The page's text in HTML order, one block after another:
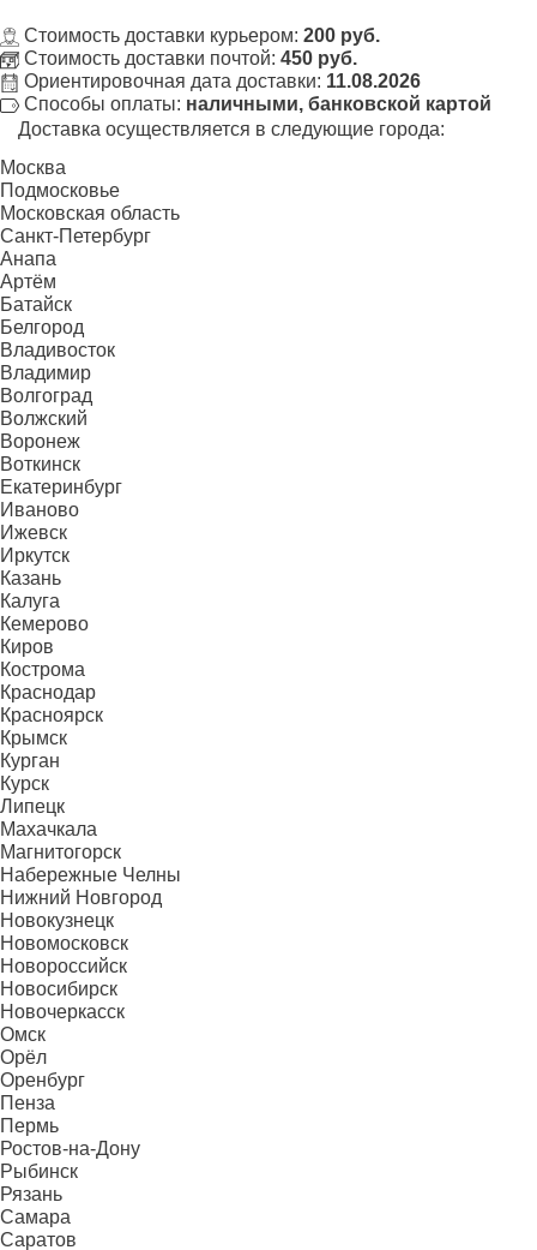
Стоимость доставки курьером: 200 руб.
Стоимость доставки почтой: 450 руб.
Ориентировочная дата доставки: 11.08.2026
Способы оплаты: наличными, банковской картой
Доставка осуществляется в следующие города:
Москва
Подмосковье
Московская область
Санкт-Петербург
Анапа
Артём
Батайск
Белгород
Владивосток
Владимир
Волгоград
Волжский
Воронеж
Воткинск
Екатеринбург
Иваново
Ижевск
Иркутск
Казань
Калуга
Кемерово
Киров
Кострома
Краснодар
Красноярск
Крымск
Курган
Курск
Липецк
Махачкала
Магнитогорск
Набережные Челны
Нижний Новгород
Новокузнецк
Новомосковск
Новороссийск
Новосибирск
Новочеркасск
Омск
Орёл
Оренбург
Пенза
Пермь
Ростов-на-Дону
Рыбинск
Рязань
Самара
Саратов